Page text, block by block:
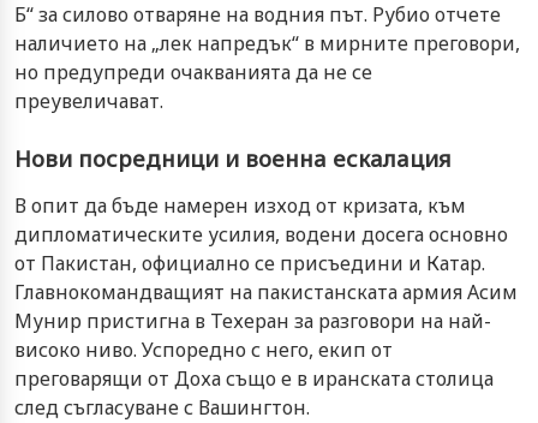
Б“ за силово отваряне на водния път. Рубио отчете
наличието на „лек напредък“ в мирните преговори,
но предупреди очакванията да не се
преувеличават.
Нови посредници и военна ескалация
В опит да бъде намерен изход от кризата, към
дипломатическите усилия, водени досега основно
от Пакистан, официално се присъедини и Катар.
Главнокомандващият на пакистанската армия Асим
Мунир пристигна в Техеран за разговори на най-
високо ниво. Успоредно с него, екип от
преговарящи от Доха също е в иранската столица
след съгласуване с Вашингтон.